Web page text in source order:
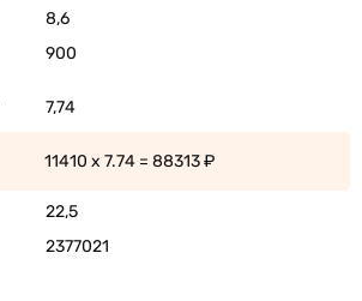
8,6
900
7,74
11410 x 7.74 = 88313 ₽
22,5
2377021